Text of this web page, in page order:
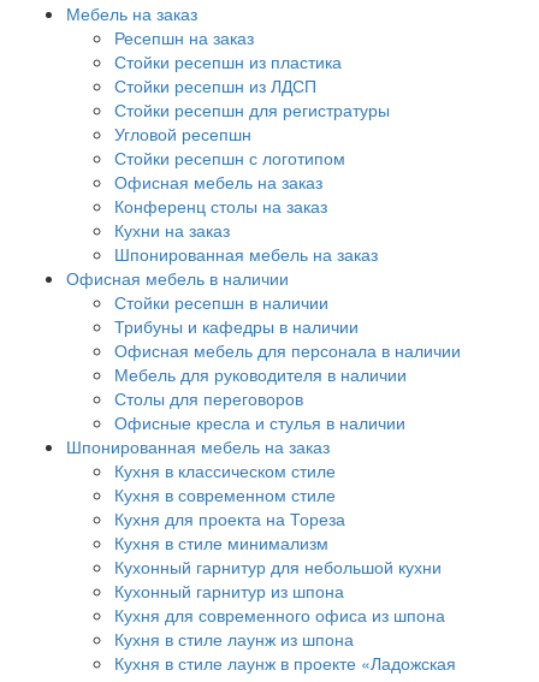
Мебель на заказ
Ресепшн на заказ
Стойки ресепшн из пластика
Стойки ресепшн из ЛДСП
Стойки ресепшн для регистратуры
Угловой ресепшн
Стойки ресепшн с логотипом
Офисная мебель на заказ
Конференц столы на заказ
Кухни на заказ
Шпонированная мебель на заказ
Офисная мебель в наличии
Стойки ресепшн в наличии
Трибуны и кафедры в наличии
Офисная мебель для персонала в наличии
Мебель для руководителя в наличии
Столы для переговоров
Офисные кресла и стулья в наличии
Шпонированная мебель на заказ
Кухня в классическом стиле
Кухня в современном стиле
Кухня для проекта на Тореза
Кухня в стиле минимализм
Кухонный гарнитур для небольшой кухни
Кухонный гарнитур из шпона
Кухня для современного офиса из шпона
Кухня в стиле лаунж из шпона
Кухня в стиле лаунж в проекте «Ладожская